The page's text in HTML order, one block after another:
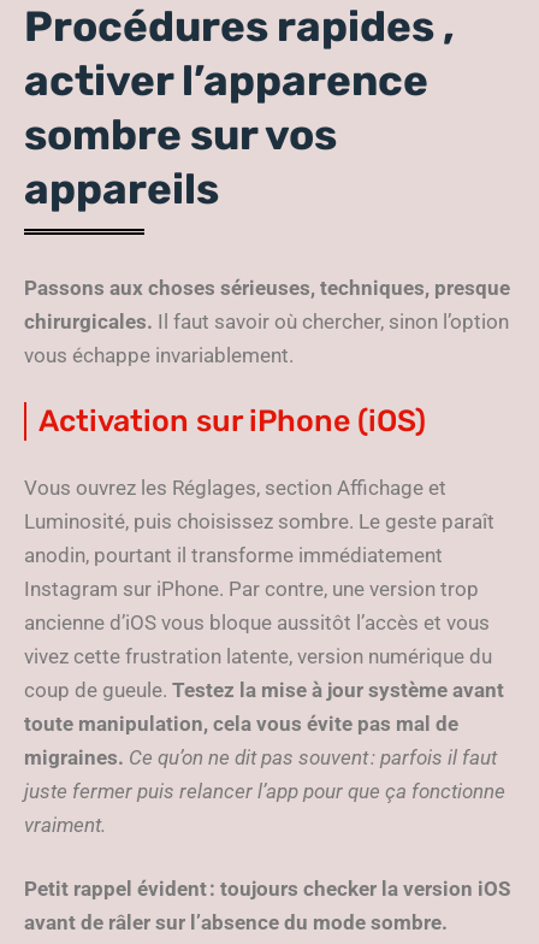
Procédures rapides ,
activer l’apparence
sombre sur vos
appareils
Passons aux choses sérieuses, techniques, presque
chirurgicales. Il faut savoir où chercher, sinon l’option
vous échappe invariablement.
Activation sur iPhone (iOS)
Vous ouvrez les Réglages, section Affichage et
Luminosité, puis choisissez sombre. Le geste paraît
anodin, pourtant il transforme immédiatement
Instagram sur iPhone. Par contre, une version trop
ancienne d’iOS vous bloque aussitôt l’accès et vous
vivez cette frustration latente, version numérique du
coup de gueule. Testez la mise à jour système avant
toute manipulation, cela vous évite pas mal de
migraines. Ce qu’on ne dit pas souvent : parfois il faut
juste fermer puis relancer l’app pour que ça fonctionne
vraiment.
Petit rappel évident : toujours checker la version iOS
avant de râler sur l’absence du mode sombre.